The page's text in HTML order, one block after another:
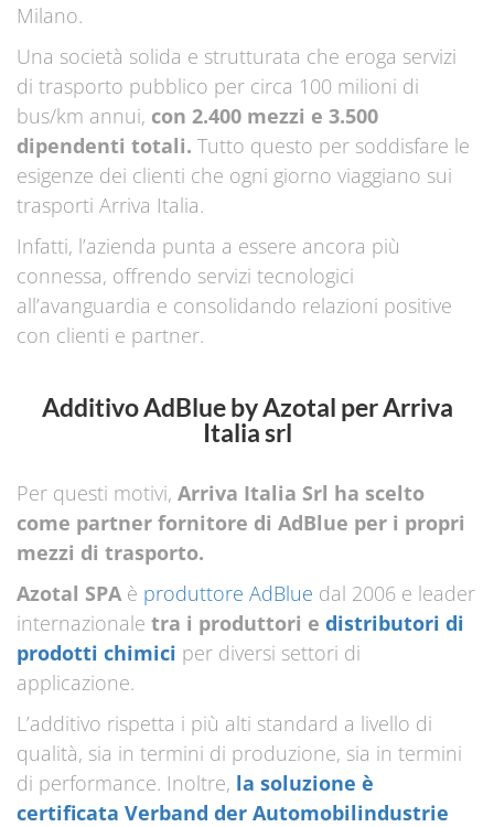
Milano.
Una società solida e strutturata che eroga servizi
di trasporto pubblico per circa 100 milioni di
bus/km annui, con 2.400 mezzi e 3.500
dipendenti totali. Tutto questo per soddisfare le
esigenze dei clienti che ogni giorno viaggiano sui
trasporti Arriva Italia.
Infatti, l’azienda punta a essere ancora più
connessa, offrendo servizi tecnologici
all’avanguardia e consolidando relazioni positive
con clienti e partner.
Additivo AdBlueby Azotal per Arriva
Italia srl
Per questi motivi, Arriva Italia Srl ha scelto
come partner fornitore di AdBlue per i propri
mezzi di trasporto.
Azotal SPA è produttore AdBlue dal 2006 e leader
internazionale tra i produttori e distributori di
prodotti chimici per diversi settori di
applicazione.
L’additivo rispetta i più alti standard a livello di
qualità, sia in termini di produzione, sia in termini
di performance. Inoltre, la soluzione è
certificata Verband der Automobilindustrie